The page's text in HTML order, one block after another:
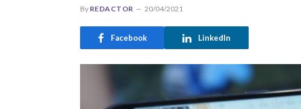
By REDACTOR 20/04/2021
Facebook LinkedIn